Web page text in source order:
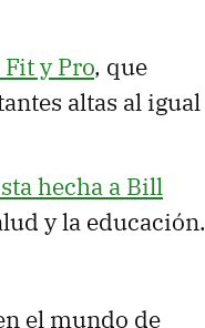
y Pro, que
altas al igual
hecha a Bill
y la educación.
el mundo de